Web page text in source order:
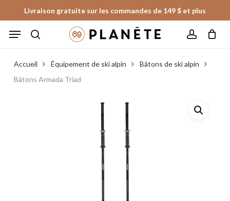
to
main
Livraison gratuite sur les commandes de 149 $ et plus
Menu
Fermer
le
panier
Accueil Équipement de ski alpin
Bâtons de ski alpin
Bâtons Armada Triad